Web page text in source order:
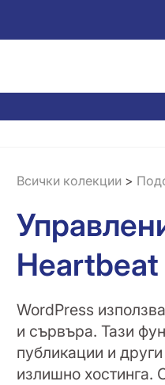
Всички колекции >
Heartbeat
WordPress
и сървъра. Тази
публикации и
излишно хостинга.